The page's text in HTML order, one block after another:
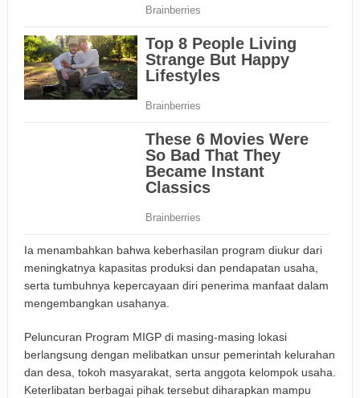
Ia menambahkan bahwa keberhasilan program diukur dari
meningkatnya kapasitas produksi dan pendapatan usaha,
serta tumbuhnya kepercayaan diri penerima manfaat dalam
mengembangkan usahanya.
Peluncuran Program MIGP di masing-masing lokasi
berlangsung dengan melibatkan unsur pemerintah kelurahan
dan desa, tokoh masyarakat, serta anggota kelompok usaha.
Keterlibatan berbagai pihak tersebut diharapkan mampu